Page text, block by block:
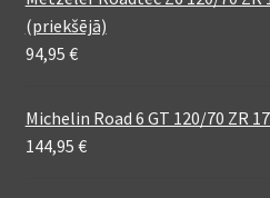
(priekšējā)
94,95 €
Michelin Road 6 GT 120/70 ZR
144,95 €